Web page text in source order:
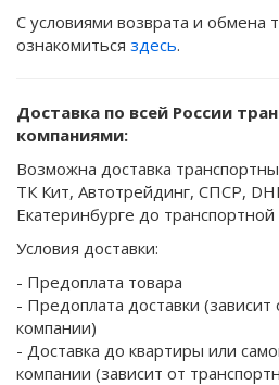
С условиями возврата и обмена
ознакомиться здесь.
Доставка по всей России
компаниями:
Возможна доставка
ТК Кит, Автотрейдинг, СПСР,
Екатеринбурге до
Условия доставки:
- Предоплата товара
- Предоплата доставки (зависит
компании)
- Доставка до квартиры или
компании (зависит от